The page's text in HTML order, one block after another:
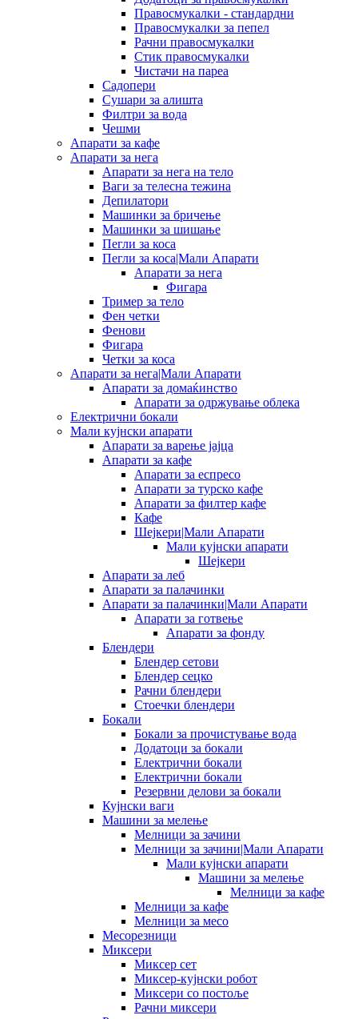
Правосмукалки - стандардни
Правосмукалки за пепел
Рачни правосмукалки
Стик правосмукалки
Чистачи на пареа
Садопери
Сушари за алишта
Филтри за вода
Чешми
Апарати за кафе
Апарати за нега
Апарати за нега на тело
Ваги за телесна тежина
Депилатори
Машинки за бричење
Машинки за шишање
Пегли за коса
Пегли за коса|Мали Апарати
Апарати за нега
Фигара
Тример за тело
Фен четки
Фенови
Фигара
Четки за коса
Апарати за нега|Мали Апарати
Апарати за домаќинство
Апарати за одржување облека
Електрични бокали
Мали кујнски апарати
Апарати за варење јајца
Апарати за кафе
Апарати за еспресо
Апарати за турско кафе
Апарати за филтер кафе
Кафе
Шејкери|Мали Апарати
Мали кујнски апарати
Шејкери
Апарати за леб
Апарати за палачинки
Апарати за палачинки|Мали Апарати
Апарати за готвење
Апарати за фонду
Блендери
Блендер сетови
Блендер сецко
Рачни блендери
Стоечки блендери
Бокали
Бокали за прочистување вода
Додатоци за бокали
Електрични бокали
Електрични бокали
Резервни делови за бокали
Кујнски ваги
Машини за мелење
Мелници за зачини
Мелници за зачини|Мали Апарати
Мали кујнски апарати
Машини за мелење
Мелници за кафе
Мелници за кафе
Мелници за месо
Месорезници
Миксери
Миксер сет
Миксер-кујнски робот
Миксери со постоље
Рачни миксери